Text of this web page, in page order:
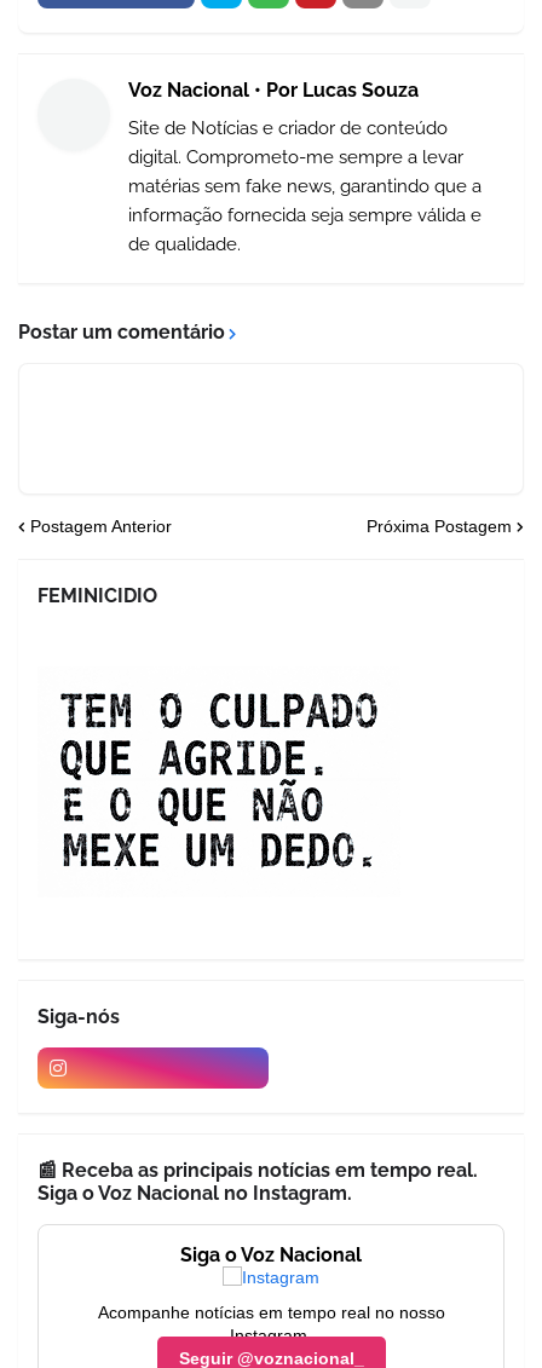
Voz Nacional • Por Lucas Souza
Site de Notícias e criador de conteúdo
digital. Comprometo-me sempre a levar
matérias sem fake news, garantindo que a
informação fornecida seja sempre válida e
de qualidade.
Postar um comentário
Postagem Anterior Próxima Postagem
FEMINICIDIO
Siga-nós
📰 Receba as principais notícias em tempo real.
Siga o Voz Nacional no Instagram.
Siga o Voz Nacional
Acompanhe notícias em tempo real no nosso
Instagram.
Seguir @voznacional_